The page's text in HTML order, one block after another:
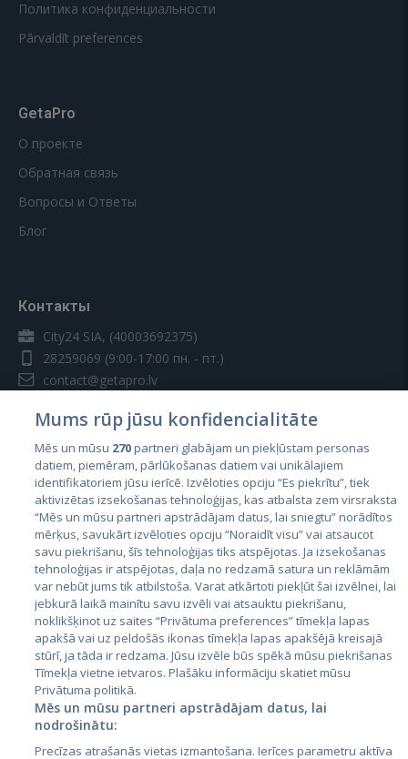
Политика конфиденциальности
Pārvaldīt preferences
GetaPro
О проекте
Обратная связь
Вопросы и Ответы
Блог
Контакты
City24 SIA, (40003692375)
28259069 (9:00-17:00 пн. - пт.)
contact@getapro.lv
Страны
Эстония
Латвия
Литва
City24.lv
CVbankas.lt
Mums rūp jūsu konfidencialitāte
Mēs un mūsu 270partneri glabājam un piekļūstam personas
datiem, piemēram, pārlūkošanas datiem vai unikālajiem
identifikatoriem jūsu ierīcē. Izvēloties opciju “Es piekrītu”, tiek
aktivizētas izsekošanas tehnoloģijas, kas atbalsta zem virsraksta
“Mēs un mūsu partneri apstrādājam datus, lai sniegtu” norādītos
mērķus, savukārt izvēloties opciju “Noraidīt visu” vai atsaucot
savu piekrišanu, šīs tehnoloģijas tiks atspējotas. Ja izsekošanas
tehnoloģijas ir atspējotas, daļa no redzamā satura un reklāmām
var nebūt jums tik atbilstoša. Varat atkārtoti piekļūt šai izvēlnei, lai
jebkurā laikā mainītu savu izvēli vai atsauktu piekrišanu,
noklikšķinot uz saites “Privātuma preferences” tīmekļa lapas
apakšā vai uz peldošās ikonas tīmekļa lapas apakšējā kreisajā
stūrī, ja tāda ir redzama. Jūsu izvēle būs spēkā mūsu piekrišanas
Tīmekļa vietne ietvaros. Plašāku informāciju skatiet mūsu
Privātuma politikā.
Mēs un mūsu partneri apstrādājam datus, lai
nodrošinātu:
Precīzas atrašanās vietas izmantošana. Ierīces parametru aktīva